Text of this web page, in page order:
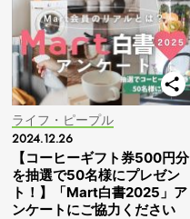
ライフ・ピープル
2024.12.26
【コーヒーギフト券500円分
を抽選で50名様にプレゼン
ト！】「Mart白書2025」ア
ンケートにご協力ください